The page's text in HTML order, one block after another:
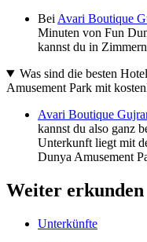
Bei Avari Boutique
Minuten von Fun
kannst du in
Was sind die besten
Amusement Park mit
Avari Boutique
kannst du also ganz
Unterkunft liegt mit
Dunya Amusement
Weiter erkunden
Unterkünfte